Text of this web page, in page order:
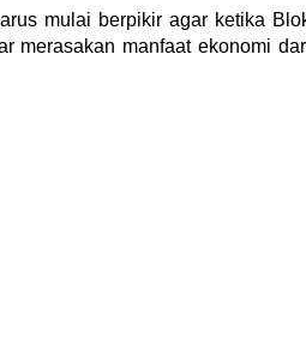
mulai berpikir agar ketika
merasakan manfaat ekonomi